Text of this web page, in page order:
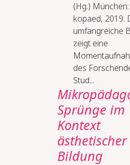
(Hg.) München:
kopaed, 2019.
umfangreiche
zeigt eine
des
Stud...
Sprünge im
Kontext
ästhetischer
Bildung